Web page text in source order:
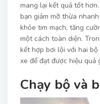
mang lại kết quả tốt
bạn giảm mỡ thừa
khỏe tim mạch, tăng
một cách toàn diện.
kết hợp bơi lội với hai
xe để đạt được hiệu quả
Chạy bộ và